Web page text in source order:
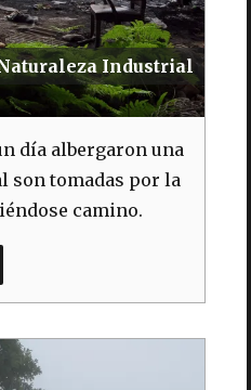
Industrial
día albergaron una
son tomadas por la
camino.